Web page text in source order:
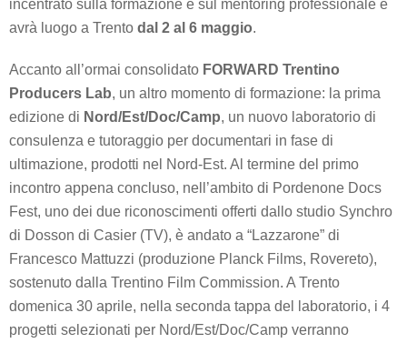
incentrato sulla formazione e sul mentoring professionale e
avrà luogo a Trento dal 2 al 6 maggio.
Accanto all’ormai consolidato FORWARD Trentino
Producers Lab, un altro momento di formazione: la prima
edizione di Nord/Est/Doc/Camp, un nuovo laboratorio di
consulenza e tutoraggio per documentari in fase di
ultimazione, prodotti nel Nord-Est. Al termine del primo
incontro appena concluso, nell’ambito di Pordenone Docs
Fest, uno dei due riconoscimenti offerti dallo studio Synchro
di Dosson di Casier (TV), è andato a “Lazzarone” di
Francesco Mattuzzi (produzione Planck Films, Rovereto),
sostenuto dalla Trentino Film Commission. A Trento
domenica 30 aprile, nella seconda tappa del laboratorio, i 4
progetti selezionati per Nord/Est/Doc/Camp verranno